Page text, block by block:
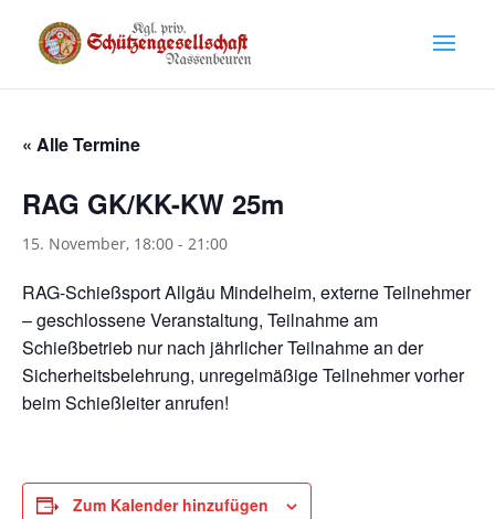
« Alle Termine
RAG GK/KK-KW 25m
15. November, 18:00 - 21:00
RAG-Schießsport Allgäu Mindelheim, externe Teilnehmer
– geschlossene Veranstaltung, Teilnahme am
Schießbetrieb nur nach jährlicher Teilnahme an der
Sicherheitsbelehrung, unregelmäßige Teilnehmer vorher
beim Schießleiter anrufen!
Zum Kalender hinzufügen